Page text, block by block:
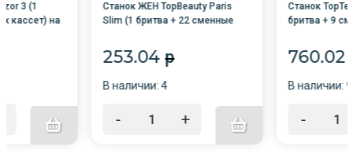
3 (1
кассет) на
Станок ЖЕН TopBeauty Paris
Slim (1 бритва + 22 сменные
253.04 p
В наличии: 4
- +
Станок
бритва + 9
желто-синий
760.02
В наличии: 9
-